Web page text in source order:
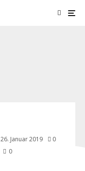
26. Januar 2019
0
0